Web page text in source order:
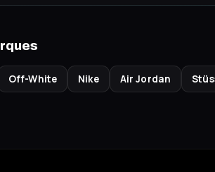
Off-White Nike Air Jordan